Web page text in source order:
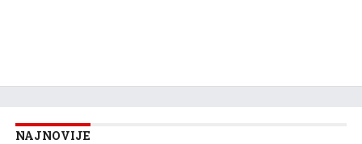
NAJNOVIJE